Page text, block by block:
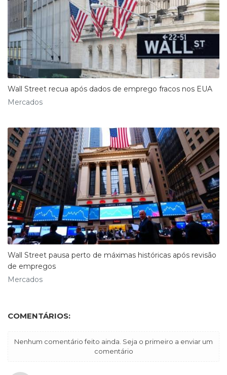
Wall Street recua após dados de emprego fracos nos EUA
Mercados
Wall Street pausa perto de máximas históricas após revisão
de empregos
Mercados
COMENTÁRIOS:
Nenhum comentário feito ainda. Seja o primeiro a enviar um
comentário